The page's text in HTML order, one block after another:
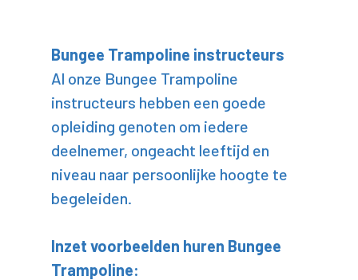
Bungee Trampoline instructeurs
Al onze Bungee Trampoline
instructeurs hebben een goede
opleiding genoten om iedere
deelnemer, ongeacht leeftijd en
niveau naar persoonlijke hoogte te
begeleiden.
Inzet voorbeelden huren Bungee
Trampoline: